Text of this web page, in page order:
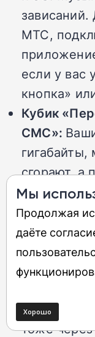
МТС,
если у вас
кнопка»
Кубик
СМС»:
сгорают, а
месяц.
копить их
ровно один
доступен
тоже
Мы
Продолжая
даёте